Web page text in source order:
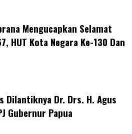
Mengucapkan Selamat
HUT Kota Negara Ke-130 Dan
Dilantiknya Dr. Drs. H. Agus
Gubernur Papua